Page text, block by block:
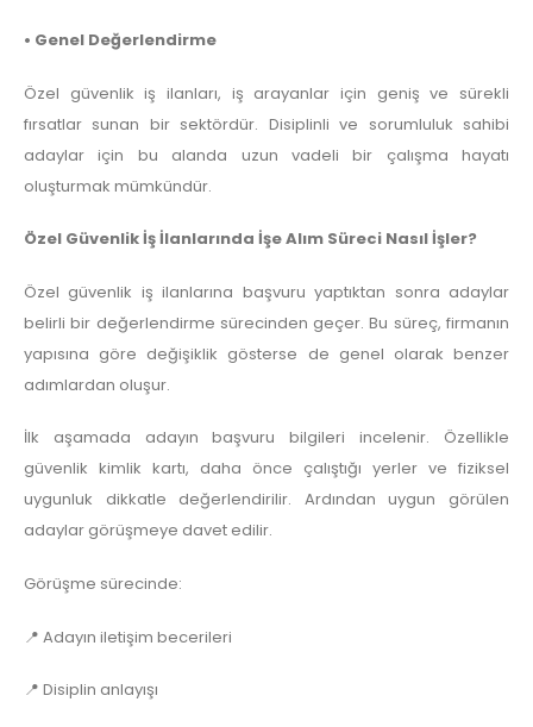
• Genel Değerlendirme
Özel güvenlik iş ilanları, iş arayanlar için geniş ve sürekli
fırsatlar sunan bir sektördür. Disiplinli ve sorumluluk sahibi
adaylar için bu alanda uzun vadeli bir çalışma hayatı
oluşturmak mümkündür.
Özel Güvenlik İş İlanlarında İşe Alım Süreci Nasıl İşler?
Özel güvenlik iş ilanlarına başvuru yaptıktan sonra adaylar
belirli bir değerlendirme sürecinden geçer. Bu süreç, firmanın
yapısına göre değişiklik gösterse de genel olarak benzer
adımlardan oluşur.
İlk aşamada adayın başvuru bilgileri incelenir. Özellikle
güvenlik kimlik kartı, daha önce çalıştığı yerler ve fiziksel
uygunluk dikkatle değerlendirilir. Ardından uygun görülen
adaylar görüşmeye davet edilir.
Görüşme sürecinde:
📍 Adayın iletişim becerileri
📍 Disiplin anlayışı